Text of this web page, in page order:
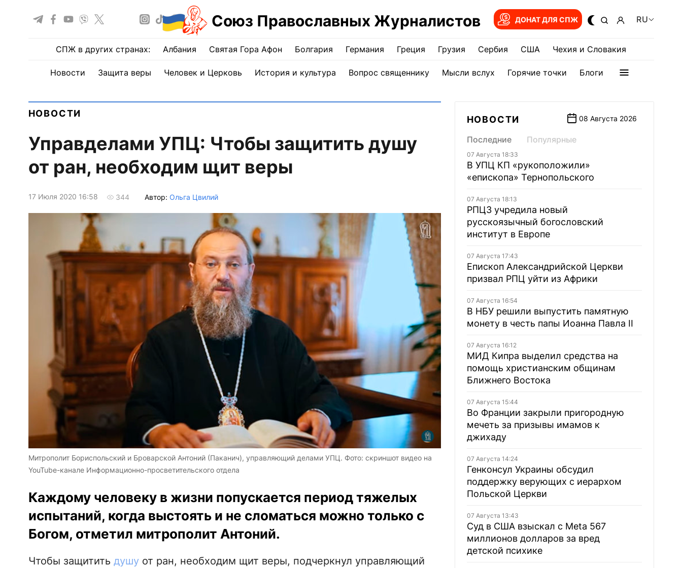
Союз Православных Журналистов ДОНАТ ДЛЯ СПЖ RU
СПЖ в других странах: Албания Святая Гора Афон Болгария Германия Греция Грузия Сербия США Чехия и Словакия
Новости Защита веры Человек и Церковь История и культура Вопрос священнику Мысли вслух Горячие точки Блоги
НОВОСТИ
Управделами УПЦ: Чтобы защитить душу
от ран, необходим щит веры
17 Июля 2020 16:58 344 Автор: Ольга Цвилий
Митрополит Бориспольский и Броварской Антоний (Паканич), управляющий делами УПЦ. Фото: скриншот видео на
YouTube-канале Информационно-просветительского отдела
Каждому человеку в жизни попускается период тяжелых
испытаний, когда выстоять и не сломаться можно только с
Богом, отметил митрополит Антоний.
Чтобы защитить душуот ран, необходим щит веры, подчеркнул управляющий
НОВОСТИ 08 Августа 2026
Последние Популярные
07 Августа 18:33
В УПЦ КП «рукоположили»
«епископа» Тернопольского
07 Августа 18:13
РПЦЗ учредила новый
русскоязычный богословский
институт в Европе
07 Августа 17:43
Епископ Александрийской Церкви
призвал РПЦ уйти из Африки
07 Августа 16:54
В НБУ решили выпустить памятную
монету в честь папы Иоанна Павла II
07 Августа 16:12
МИД Кипра выделил средства на
помощь христианским общинам
Ближнего Востока
07 Августа 15:44
Во Франции закрыли пригородную
мечеть за призывы имамов к
джихаду
07 Августа 14:24
Генконсул Украины обсудил
поддержку верующих с иерархом
Польской Церкви
07 Августа 13:43
Суд в США взыскал с Meta 567
миллионов долларов за вред
детской психике